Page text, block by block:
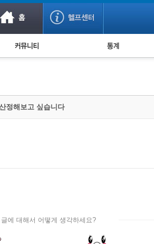
사기 예방했어요! 누적 피해사례 통계
정해보고 싶습니다
글에 대해서 어떻게 생각하세요?